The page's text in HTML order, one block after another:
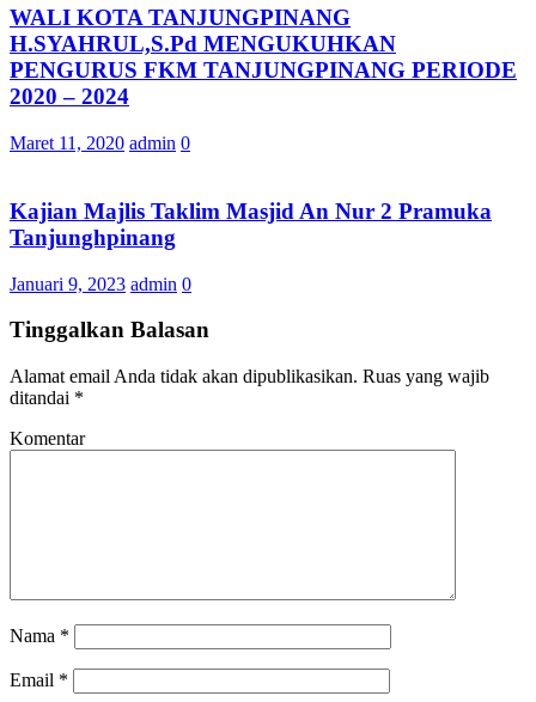
WALI KOTA TANJUNGPINANG
H.SYAHRUL,S.Pd MENGUKUHKAN
PENGURUS FKM TANJUNGPINANG PERIODE
2020 – 2024
Maret 11, 2020 admin 0
Kajian Majlis Taklim Masjid An Nur 2 Pramuka
Tanjunghpinang
Januari 9, 2023 admin 0
Tinggalkan Balasan
Alamat email Anda tidak akan dipublikasikan. Ruas yang wajib
ditandai *
Komentar
Nama *
Email *